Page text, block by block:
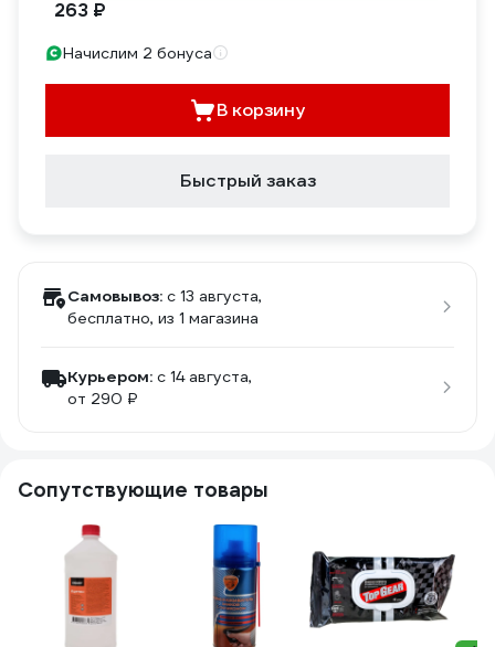
263 ₽
Начислим 2 бонуса
В корзину
Быстрый заказ
Самовывоз: c 13 августа,
бесплатно, из 1 магазина
Курьером: c 14 августа,
от 290 ₽
Сопутствующие товары